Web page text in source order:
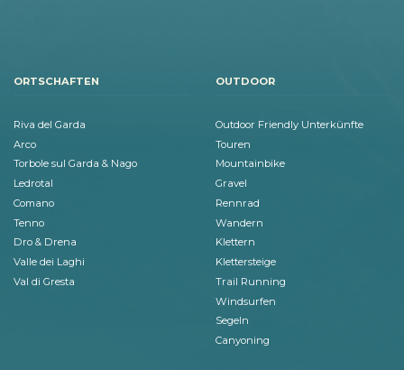
ORTSCHAFTEN
Riva del Garda
Arco
Torbole sul Garda & Nago
Ledrotal
Comano
Tenno
Dro & Drena
Valle dei Laghi
Val di Gresta
OUTDOOR
Outdoor Friendly Unterkünfte
Touren
Mountainbike
Gravel
Rennrad
Wandern
Klettern
Klettersteige
Trail Running
Windsurfen
Segeln
Canyoning